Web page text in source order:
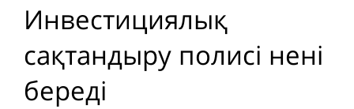
Инвестициялық
сақтандыру полисі нені
береді